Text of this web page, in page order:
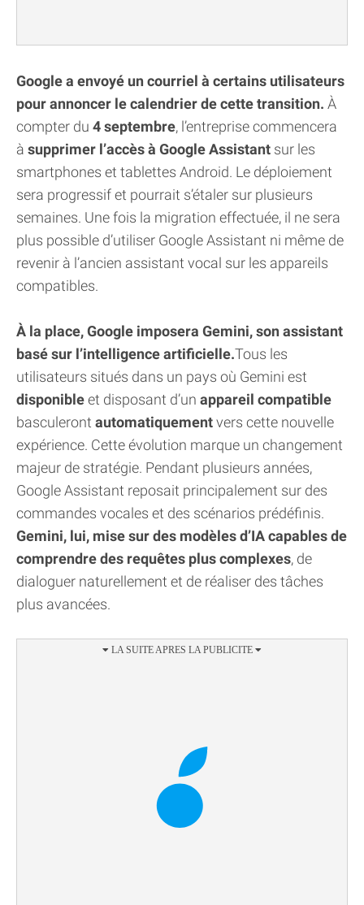
Google a envoyé un courriel à certains utilisateurs
pour annoncer le calendrier de cette transition. À
compter du 4 septembre, l’entreprise commencera
à supprimer l’accès à Google Assistant sur les
smartphones et tablettes Android. Le déploiement
sera progressif et pourrait s’étaler sur plusieurs
semaines. Une fois la migration effectuée, il ne sera
plus possible d’utiliser Google Assistant ni même de
revenir à l’ancien assistant vocal sur les appareils
compatibles.
À la place, Google imposera Gemini, son assistant
basé sur l’intelligence artificielle.Tous les
utilisateurs situés dans un pays où Gemini est
disponibleet disposant d’un appareil compatible
basculeront automatiquementvers cette nouvelle
expérience. Cette évolution marque un changement
majeur de stratégie. Pendant plusieurs années,
Google Assistant reposait principalement sur des
commandes vocales et des scénarios prédéfinis.
Gemini, lui, mise sur des modèles d’IA capables de
comprendre des requêtes plus complexes, de
dialoguer naturellement et de réaliser des tâches
plus avancées.